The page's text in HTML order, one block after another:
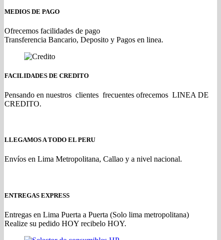
MEDIOS DE PAGO
Ofrecemos facilidades de pago
Transferencia Bancario, Deposito y Pagos en linea.
FACILIDADES DE CREDITO
Pensando en nuestros clientes frecuentes ofrecemos LINEA DE
CREDITO.
LLEGAMOS A TODO EL PERU
Envíos en Lima Metropolitana, Callao y a nivel nacional.
ENTREGAS EXPRESS
Entregas en Lima Puerta a Puerta (Solo lima metropolitana)
Realize su pedido HOY recibelo HOY.